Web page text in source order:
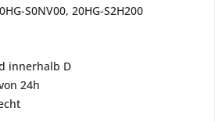
S0NV00, 20HG-S2H200
innerhalb D
24h